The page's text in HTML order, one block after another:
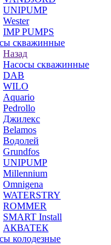
UNIPUMP
Wester
IMP PUMPS
скважинные
Назад
Насосы скважинные
DAB
WILO
Aquario
Pedrollo
Джилекс
Belamos
Водолей
Grundfos
UNIPUMP
Millennium
Omnigena
WATERSTRY
ROMMER
SMART Install
АКВАТЕК
колодезные